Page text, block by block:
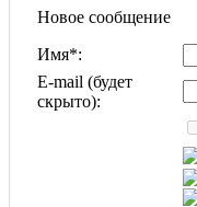
Новое сообщение
Имя*:
E-mail (будет
скрыто):